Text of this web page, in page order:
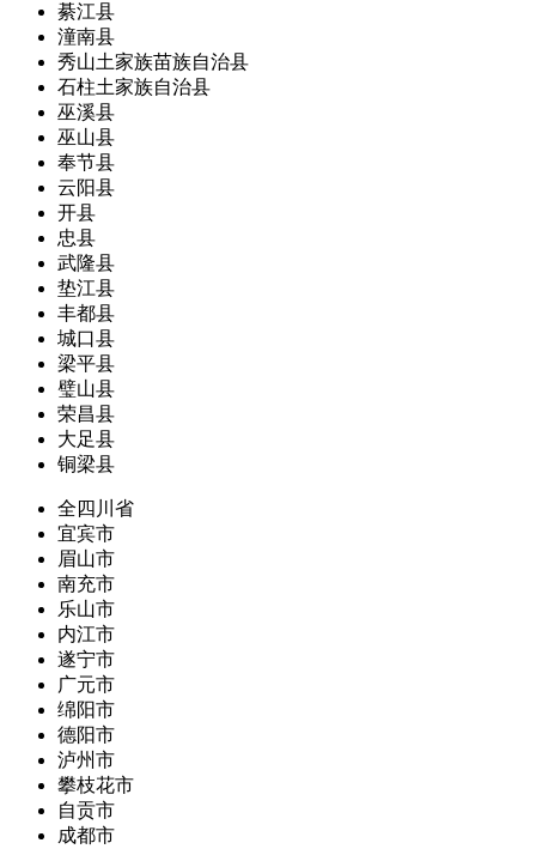
綦江县
潼南县
秀山土家族苗族自治县
石柱土家族自治县
巫溪县
巫山县
奉节县
云阳县
开县
忠县
武隆县
垫江县
丰都县
城口县
梁平县
璧山县
荣昌县
大足县
铜梁县
全四川省
宜宾市
眉山市
南充市
乐山市
内江市
遂宁市
广元市
绵阳市
德阳市
泸州市
攀枝花市
自贡市
成都市